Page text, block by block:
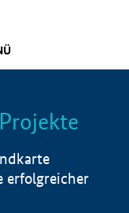
Info
erfolgreicher